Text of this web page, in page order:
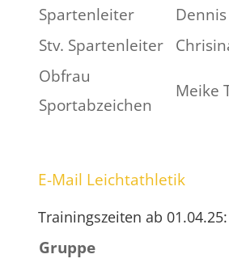
Spartenleiter
Stv. Spartenleiter
Obfrau
Sportabzeichen
Meike
E-Mail Leichtathletik
Trainingszeiten ab 01.04.25:
Gruppe